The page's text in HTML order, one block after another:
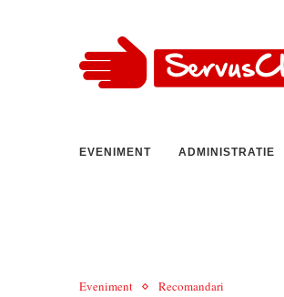
EVENIMENT ADMINISTRATIE
Eveniment Recomandari